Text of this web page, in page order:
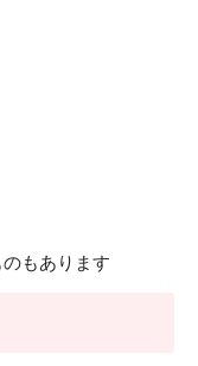
もあります